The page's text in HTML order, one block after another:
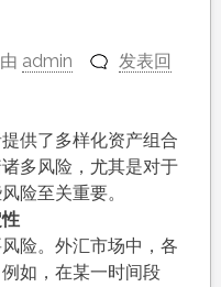
由 admin
发表回
供了多样化资产组合
多风险，尤其是对于
险至关重要。
险。外汇市场中，各
如，在某一时间段